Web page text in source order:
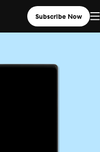
Subscribe Now